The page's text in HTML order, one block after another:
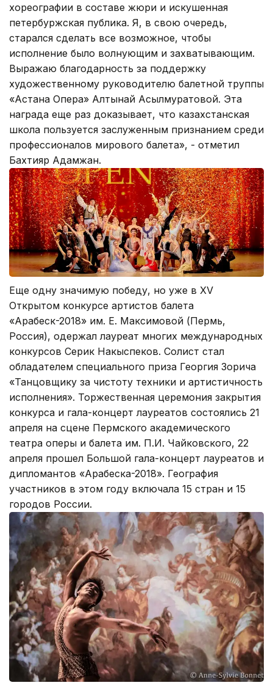
хореографии в составе жюри и искушенная
петербуржская публика. Я, в свою очередь,
старался сделать все возможное, чтобы
исполнение было волнующим и захватывающим.
Выражаю благодарность за поддержку
художественному руководителю балетной труппы
«Астана Опера» Алтынай Асылмуратовой. Эта
награда еще раз доказывает, что казахстанская
школа пользуется заслуженным признанием среди
профессионалов мирового балета», - отметил
Бахтияр Адамжан.
Еще одну значимую победу, но уже в XV
Открытом конкурсе артистов балета
«Арабеск-2018» им. Е. Максимовой (Пермь,
Россия), одержал лауреат многих международных
конкурсов Серик Накыспеков. Солист стал
обладателем специального приза Георгия Зорича
«Танцовщику за чистоту техники и артистичность
исполнения». Торжественная церемония закрытия
конкурса и гала-концерт лауреатов состоялись 21
апреля на сцене Пермского академического
театра оперы и балета им. П.И. Чайковского, 22
апреля прошел Большой гала-концерт лауреатов и
дипломантов «Арабеска-2018». География
участников в этом году включала 15 стран и 15
городов России.